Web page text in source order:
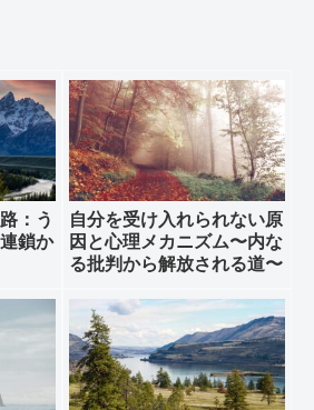
：う
鎖か
自分を受け入れられない原
因と心理メカニズム〜内な
る批判から解放される道〜